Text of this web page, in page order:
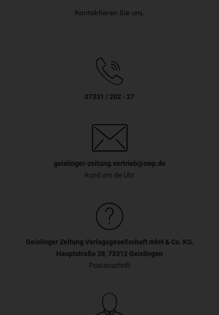
Kontaktieren Sie uns.
07331 / 202 - 27
geislinger-zeitung.vertrieb@swp.de
Rund um die Uhr
Geislinger Zeitung Verlagsgesellschaft mbH & Co. KG,
Hauptstraße 38, 73312 Geislingen
Postanschrift